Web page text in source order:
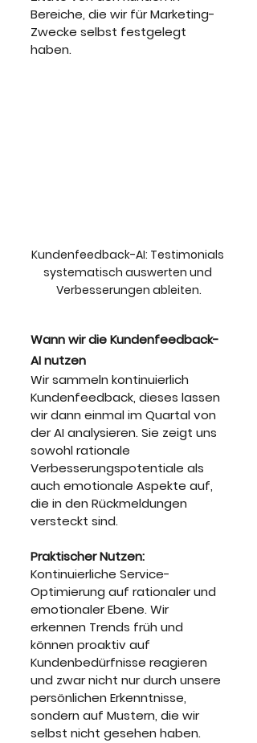
Bereiche, die wir für Marketing-
Zwecke selbst festgelegt
haben.
Kundenfeedback-AI: Testimonials
systematisch auswerten und
Verbesserungen ableiten.
Wann wir die Kundenfeedback-
AI nutzen
Wir sammeln kontinuierlich
Kundenfeedback, dieses lassen
wir dann einmal im Quartal von
der AI analysieren. Sie zeigt uns
sowohl rationale
Verbesserungspotentiale als
auch emotionale Aspekte auf,
die in den Rückmeldungen
versteckt sind.
Praktischer Nutzen:
Kontinuierliche Service-
Optimierung auf rationaler und
emotionaler Ebene. Wir
erkennen Trends früh und
können proaktiv auf
Kundenbedürfnisse reagieren
und zwar nicht nur durch unsere
persönlichen Erkenntnisse,
sondern auf Mustern, die wir
selbst nicht gesehen haben.